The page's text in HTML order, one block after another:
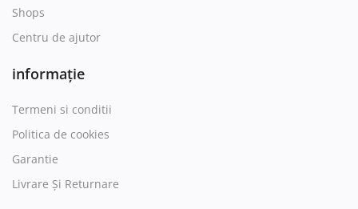
Shops
Centru de ajutor
informație
Termeni si conditii
Politica de cookies
Garantie
Livrare Și Returnare